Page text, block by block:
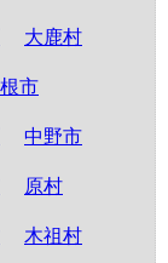
大鹿村
市
中野市
原村
木祖村